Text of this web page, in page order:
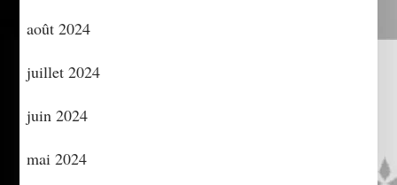
août 2024
juillet 2024
juin 2024
mai 2024